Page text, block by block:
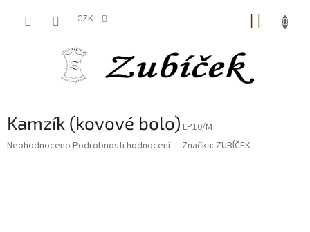
CZK
Kamzík (kovové bolo) LP10/M
Průměrné
Neohodnoceno Podrobnosti hodnocení Značka: ZUBÍČEK